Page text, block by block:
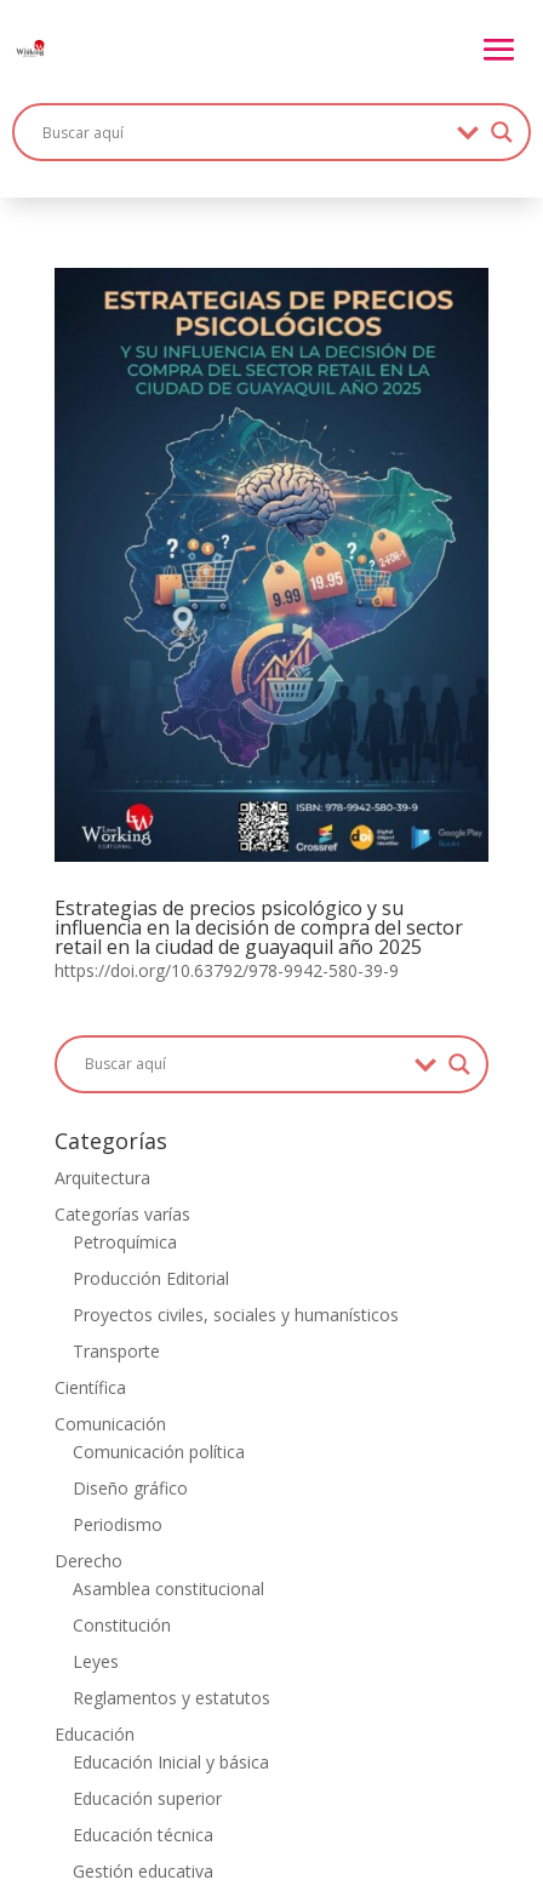
Estrategias de precios psicológico y su
influencia en la decisión de compra del sector
retail en la ciudad de guayaquil año 2025
https://doi.org/10.63792/978-9942-580-39-9
Categorías
Arquitectura
Categorías varías
Petroquímica
Producción Editorial
Proyectos civiles, sociales y humanísticos
Transporte
Científica
Comunicación
Comunicación política
Diseño gráfico
Periodismo
Derecho
Asamblea constitucional
Constitución
Leyes
Reglamentos y estatutos
Educación
Educación Inicial y básica
Educación superior
Educación técnica
Gestión educativa